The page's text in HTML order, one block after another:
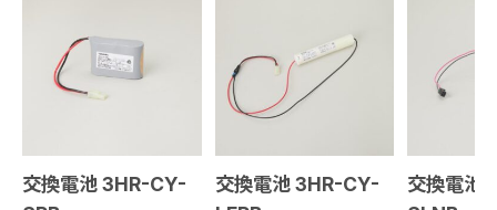
交換電池 3HR-CY-
交換電池 3HR-CY-
交換電池